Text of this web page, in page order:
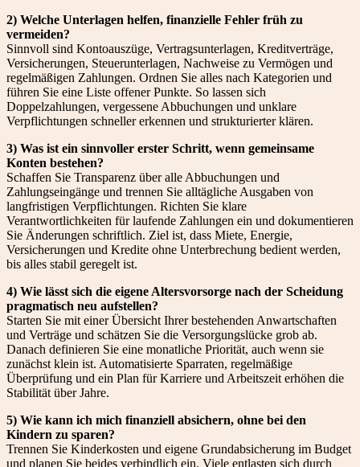
2) Welche Unterlagen helfen, finanzielle Fehler früh zu
vermeiden?
Sinnvoll sind Kontoauszüge, Vertragsunterlagen, Kreditverträge,
Versicherungen, Steuerunterlagen, Nachweise zu Vermögen und
regelmäßigen Zahlungen. Ordnen Sie alles nach Kategorien und
führen Sie eine Liste offener Punkte. So lassen sich
Doppelzahlungen, vergessene Abbuchungen und unklare
Verpflichtungen schneller erkennen und strukturierter klären.
3) Was ist ein sinnvoller erster Schritt, wenn gemeinsame
Konten bestehen?
Schaffen Sie Transparenz über alle Abbuchungen und
Zahlungseingänge und trennen Sie alltägliche Ausgaben von
langfristigen Verpflichtungen. Richten Sie klare
Verantwortlichkeiten für laufende Zahlungen ein und dokumentieren
Sie Änderungen schriftlich. Ziel ist, dass Miete, Energie,
Versicherungen und Kredite ohne Unterbrechung bedient werden,
bis alles stabil geregelt ist.
4) Wie lässt sich die eigene Altersvorsorge nach der Scheidung
pragmatisch neu aufstellen?
Starten Sie mit einer Übersicht Ihrer bestehenden Anwartschaften
und Verträge und schätzen Sie die Versorgungslücke grob ab.
Danach definieren Sie eine monatliche Priorität, auch wenn sie
zunächst klein ist. Automatisierte Sparraten, regelmäßige
Überprüfung und ein Plan für Karriere und Arbeitszeit erhöhen die
Stabilität über Jahre.
5) Wie kann ich mich finanziell absichern, ohne bei den
Kindern zu sparen?
Trennen Sie Kinderkosten und eigene Grundabsicherung im Budget
und planen Sie beides verbindlich ein. Viele entlasten sich durch